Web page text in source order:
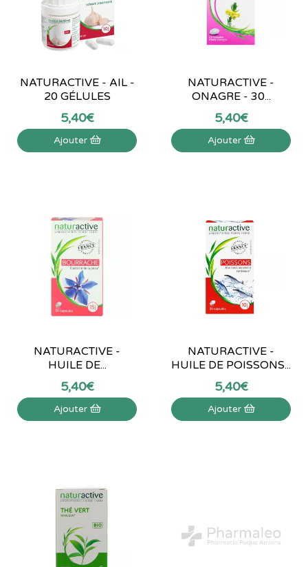
NATURACTIVE - AIL -
20 GÉLULES
5,40€
Ajouter
NATURACTIVE -
ONAGRE - 30...
5,40€
Ajouter
NATURACTIVE -
HUILE DE...
5,40€
Ajouter
NATURACTIVE -
HUILE DE POISSONS...
5,40€
Ajouter